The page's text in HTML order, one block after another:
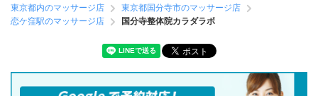
東京都内のマッサージ店
東京都国分寺市のマッサージ店
恋ケ窪駅のマッサージ店
国分寺整体院カラダラボ